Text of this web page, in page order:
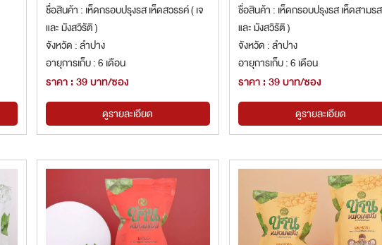
ชื่อสินค้า : เห็ดกรอบปรุงรส เห็ดสวรรค์ ( เจ
และ มังสวิรัติ )
จังหวัด : ลำปาง
อายุการเก็บ : 6 เดือน
ราคา : 39 บาท/ซอง
ดูรายละเอียด
ชื่อสินค้า : เห็ดกรอบปรุงรส เห็ดสามรส
และ มังสวิรัติ )
จังหวัด : ลำปาง
อายุการเก็บ : 6 เดือน
ราคา : 39 บาท/ซอง
ดูรายละเอียด